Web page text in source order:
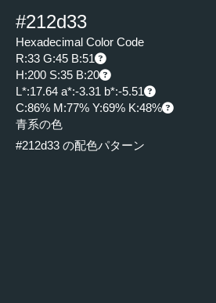
#212d33
Hexadecimal Color Code
R:33 G:45 B:51
H:200 S:35 B:20
L*:17.64 a*:-3.31 b*:-5.51
C:86% M:77% Y:69% K:48%
青系の色
#212d33 の配色パターン